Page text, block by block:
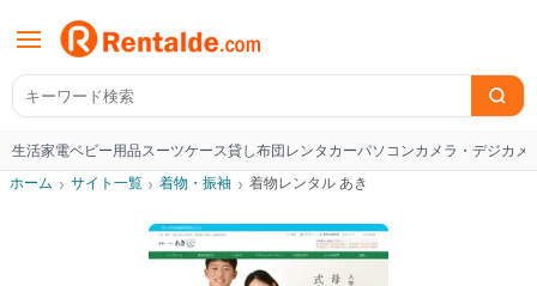
生活家電ベビー用品スーツケース貸し布団レンタカーパソコンカメラ・デジカメ
ホーム › サイト一覧 › 着物・振袖 › 着物レンタル あき